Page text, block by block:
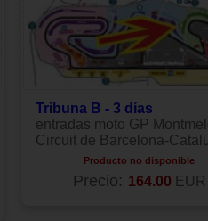
Tribuna B - 3 días
entradas moto GP
Circuit de Barcelona-
Producto no disponible
Precio: 164.00 EUR